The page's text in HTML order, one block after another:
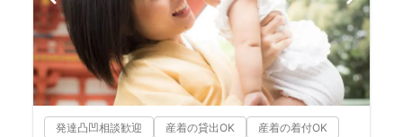
発達凸凹相談歓迎 産着の貸出OK 産着の着付OK